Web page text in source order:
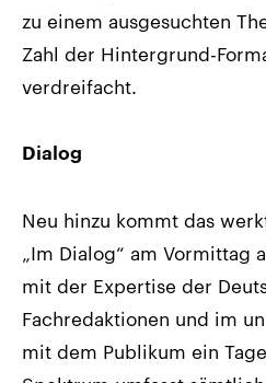
zu einem ausgesuchten
Zahl der Hintergrund-
verdreifacht.
Dialog
Neu hinzu kommt das
„Im Dialog“ am
mit der Expertise der
Fachredaktionen und im
mit dem Publikum ein